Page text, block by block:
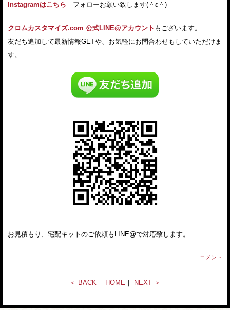
Instagramはこちら フォローお願い致します(＾ε＾)
クロムカスタマイズ.com 公式LINE@アカウント もございます。
友だち追加して最新情報GETや、お気軽にお問合わせもしていただけま
す。
お見積もり、宅配キットのご依頼もLINE@で対応致します。
コメント
＜ BACK ｜ HOME ｜ NEXT ＞